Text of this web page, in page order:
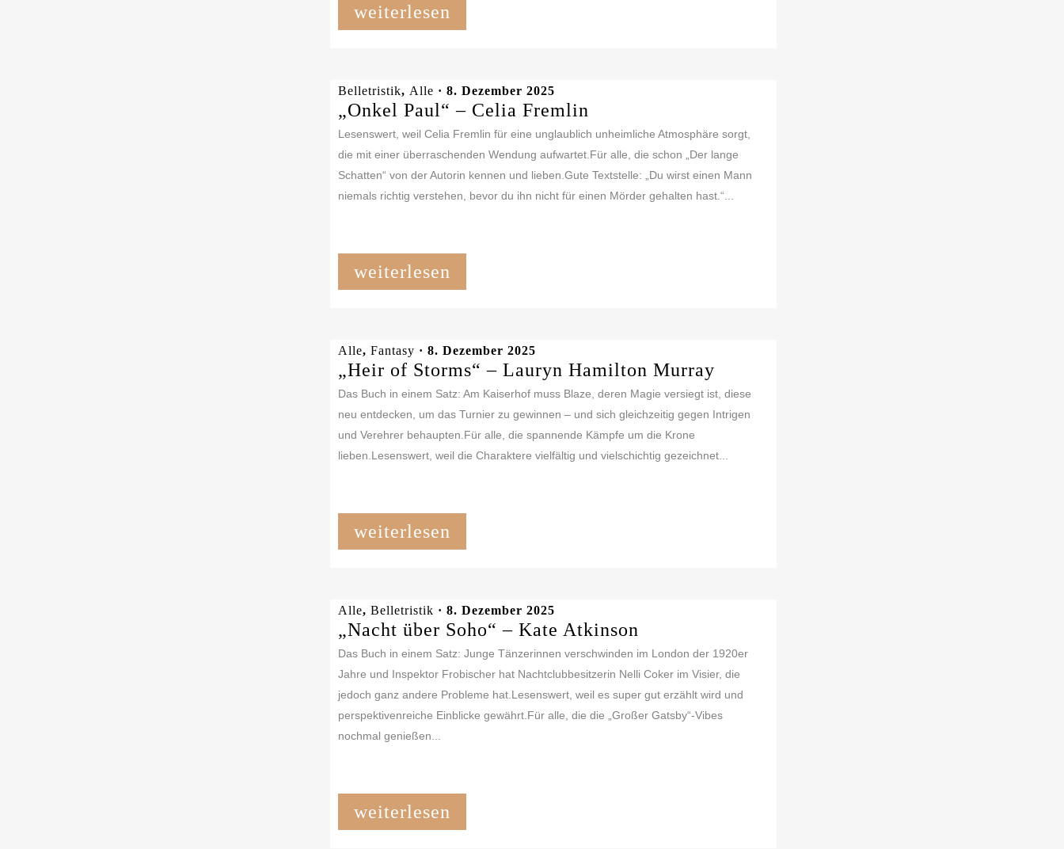
weiterlesen
Belletristik, Alle · 8. Dezember 2025
„Onkel Paul“ – Celia Fremlin
Lesenswert, weil Celia Fremlin für eine unglaublich unheimliche Atmosphäre sorgt,
die mit einer überraschenden Wendung aufwartet.Für alle, die schon „Der lange
Schatten“ von der Autorin kennen und lieben.Gute Textstelle: „Du wirst einen Mann
niemals richtig verstehen, bevor du ihn nicht für einen Mörder gehalten hast.“...
weiterlesen
Alle, Fantasy · 8. Dezember 2025
„Heir of Storms“ – Lauryn Hamilton Murray
Das Buch in einem Satz: Am Kaiserhof muss Blaze, deren Magie versiegt ist, diese
neu entdecken, um das Turnier zu gewinnen – und sich gleichzeitig gegen Intrigen
und Verehrer behaupten.Für alle, die spannende Kämpfe um die Krone
lieben.Lesenswert, weil die Charaktere vielfältig und vielschichtig gezeichnet...
weiterlesen
Alle, Belletristik · 8. Dezember 2025
„Nacht über Soho“ – Kate Atkinson
Das Buch in einem Satz: Junge Tänzerinnen verschwinden im London der 1920er
Jahre und Inspektor Frobischer hat Nachtclubbesitzerin Nelli Coker im Visier, die
jedoch ganz andere Probleme hat.Lesenswert, weil es super gut erzählt wird und
perspektivenreiche Einblicke gewährt.Für alle, die die „Großer Gatsby“-Vibes
nochmal genießen...
weiterlesen